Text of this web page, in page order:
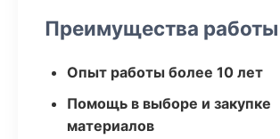
Преимущества
Опыт работы более 10 лет
Помощь в выборе и закупке
материалов